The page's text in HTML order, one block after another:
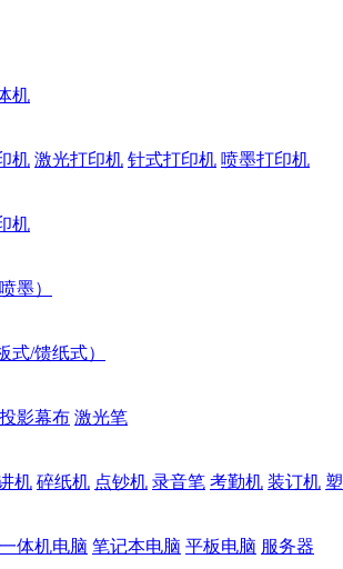
机
机 激光打印机 针式打印机 喷墨打印机
机
墨）
式/馈纸式）
投影幕布 激光笔
机 碎纸机 点钞机 录音笔 考勤机 装订机
一体机电脑 笔记本电脑 平板电脑 服务器